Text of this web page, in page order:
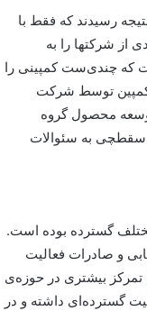
رسیدند که فقط با
از شرکتها را به
که چندی‌ست کمپینی را
کمپین توسط شرکت
محصول گروه
سقطچی به سئوالات
گسترده بوده است.
و صادرات فعالیت
تمرکز بیشتری در حوزه‌ی
گسترده‌ای داشته و در